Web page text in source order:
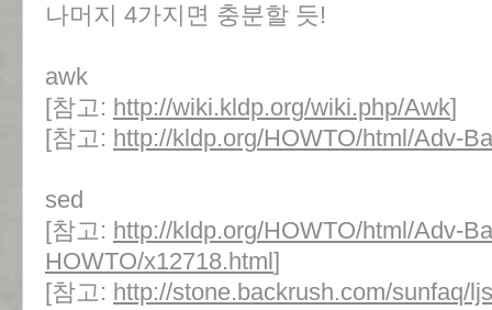
나머지 4가지면 충분할 듯!
awk
[참고: http://wiki.kldp.org/wiki.php/Awk]
[참고: http://kldp.org/HOWTO/html/Adv-
sed
[참고: http://kldp.org/HOWTO/html/Adv-
HOWTO/x12718.html]
[참고: http://stone.backrush.com/sunfaq/